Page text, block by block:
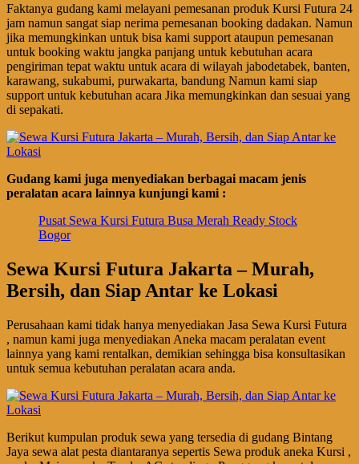
Faktanya gudang kami melayani pemesanan produk Kursi Futura 24
jam namun sangat siap nerima pemesanan booking dadakan. Namun
jika memungkinkan untuk bisa kami support ataupun pemesanan
untuk booking waktu jangka panjang untuk kebutuhan acara
pengiriman tepat waktu untuk acara di wilayah jabodetabek, banten,
karawang, sukabumi, purwakarta, bandung Namun kami siap
support untuk kebutuhan acara Jika memungkinkan dan sesuai yang
di sepakati.
Gudang kami juga menyediakan berbagai macam jenis
peralatan acara lainnya kunjungi kami :
Pusat Sewa Kursi Futura Busa Merah Ready Stock
Bogor
Sewa Kursi Futura Jakarta – Murah,
Bersih, dan Siap Antar ke Lokasi
Perusahaan kami tidak hanya menyediakan Jasa Sewa Kursi Futura
, namun kami juga menyediakan Aneka macam peralatan event
lainnya yang kami rentalkan, demikian sehingga bisa konsultasikan
untuk semua kebutuhan peralatan acara anda.
Berikut kumpulan produk sewa yang tersedia di gudang Bintang
Jaya sewa alat pesta diantaranya sepertis Sewa produk aneka Kursi ,